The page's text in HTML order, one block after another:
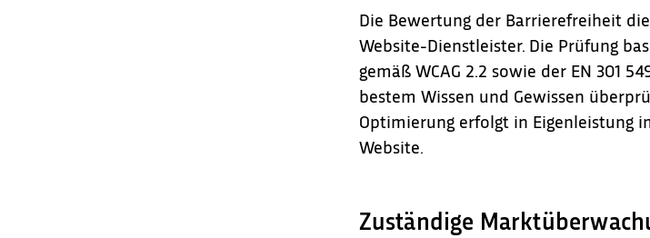
Die Bewertung der Barrierefreiheit
Website-Dienstleister. Die Prüfung
gemäß WCAG 2.2 sowie der EN 301
bestem Wissen und Gewissen
Optimierung erfolgt in Eigenleistung
Website.
Zuständige